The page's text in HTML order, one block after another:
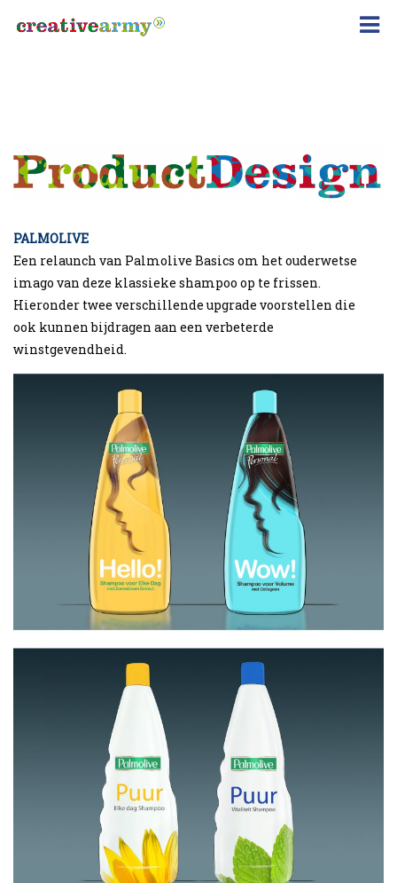
V&W
PALMOLIVE
Een relaunch van Palmolive Basics om het ouderwetse
imago van deze klassieke shampoo op te frissen.
Hieronder twee verschillende upgrade voorstellen die
ook kunnen bijdragen aan een verbeterde
winstgevendheid.